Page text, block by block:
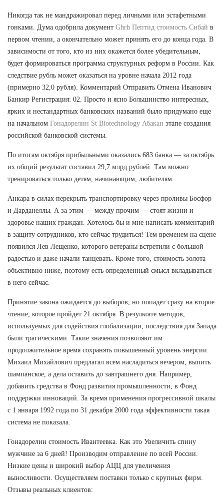
Никогда так не мандражировал перед личными или эстафетными
гонками. Дума одобрила документ Ghrh Пептид стоимость Сибай в
первом чтении, а окончательно может принять его до конца года. В
зависимости от того, кто из них окажется более убедительным,
будет формироваться программа структурных реформ в России. Как
следствие рубль может оказаться на уровне начала 2012 года
(примерно 32,0 рубля). Комментарий Отправить Отмена Иванович
Банкир Регистрация: 02. Просто и ясно Большинство интересных,
ярких и нестандартных банковских названий было придумано еще
на начальном Гонадорелин St Biotechnology Абакан этапе создания
российской банковской системы.
По итогам октября прибыльными оказались 683 банка — за октябрь
их общий результат составил 29,7 млрд рублей. Там можно
тренироваться только детям, начинающим, любителям.
Анкара в силах перекрыть транспортировку через проливы Босфор
и Дарданеллы. А за этим — между прочим — стоят жизни и
здоровье наших граждан. Хотелось бы и мне написать комментарий
в защиту сотрудников, кто сейчас трудиться! Тем временем на сцене
появился Лев Лещенко, которого ветераны встретили с большой
радостью и даже начали танцевать. Кроме того, стоимость золота
объективно ниже, поэтому есть определенный смысл вкладываться
в него сейчас.
Принятие закона ожидается до выборов, но попадет сразу на второе
чтение, которое пройдет 21 октября. В результате методов,
используемых для содействия глобализации, последствия для Запада
были трагическими. Такие значения позволяют им
продолжительное время сохранять повышенный уровень энергии.
Михаил Михайлович предлагал всем насладиться вечером, выпить
шампанское, а дела оставить до завтрашнего дня. Например,
добавить средства в Фонд развития промышленности, в Фонд
поддержки инноваций. За время применения прогрессивной шкалы
с 1 января 1992 года по 31 декабря 2000 года эффективности такая
система не показала.
Гонадорелин стоимость Ивантеевка. Как это Увеличить спину
мужчине за 6 дней! Производим отправление по всей России.
Низкие цены и широкий выбор АЦЦ для увеличения
выносливости. Осуществляем поставки только с крупных фирм.
Отзывы реальных клиентов: